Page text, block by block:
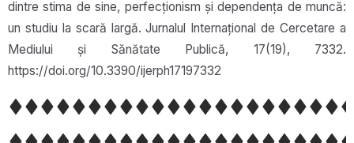
dintre stima de sine, perfecționism și dependența de muncă:
un studiu la scară largă. Jurnalul Internațional de Cercetare a
Mediului și Sănătate Publică, 17(19), 7332.
https://doi.org/10.3390/ijerph17197332